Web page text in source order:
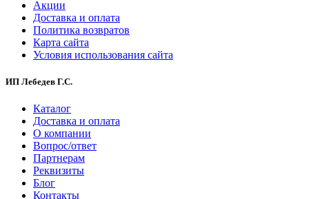
Акции
Доставка и оплата
Политика возвратов
Карта сайта
Условия использования сайта
ИП Лебедев Г.С.
Каталог
Доставка и оплата
О компании
Вопрос/ответ
Партнерам
Реквизиты
Блог
Контакты